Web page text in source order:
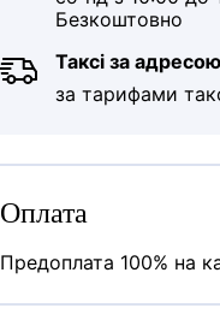
Безкоштовно
Таксі за адресою
за тарифами
Оплата
Предоплата 100% на